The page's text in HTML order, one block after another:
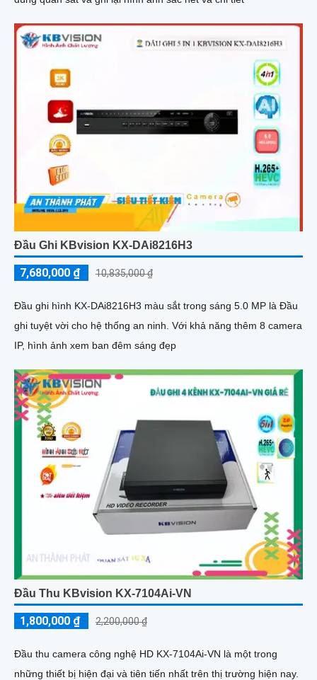
Đầu Ghi KBvision KX-DAi8216H3
7,680,000 ₫ 10,835,000 ₫
Đầu ghi hình KX-DAi8216H3 màu sắt trong sáng 5.0 MP là Đầu
ghi tuyệt vời cho hệ thống an ninh. Với khả năng thêm 8 camera
IP, hình ảnh xem ban đêm sáng đẹp
Đầu Thu KBvision KX-7104Ai-VN
1,800,000 ₫ 2,200,000 ₫
Đầu thu camera công nghệ HD KX-7104Ai-VN là một trong
những thiết bị hiện đại và tiên tiến nhất trên thị trường hiện nay.